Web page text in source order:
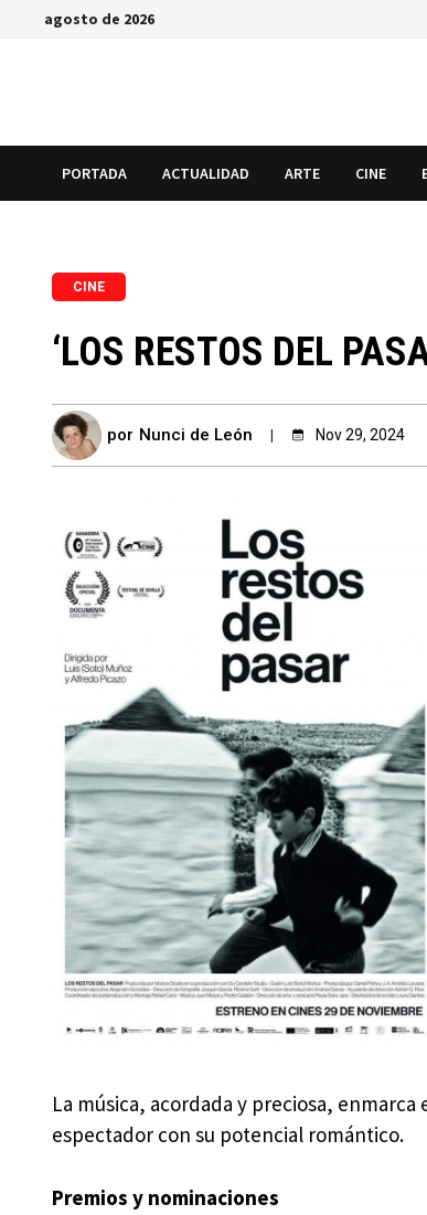
Saltaragosto de 2026
PORTADA ACTUALIDAD ARTE CINE
CINE
‘LOS RESTOS DEL
por Nunci de León Nov 29, 2024
La música, acordada y preciosa,
espectador con su potencial romántico.
Premios y nominaciones